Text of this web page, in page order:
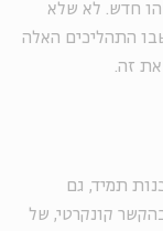
חדש. לא שלא
התהליכים האלה
זה.
תמיד, גם
קונקרטי, של